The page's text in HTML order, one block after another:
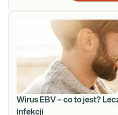
Wirus EBV – co to jest?
infekcji